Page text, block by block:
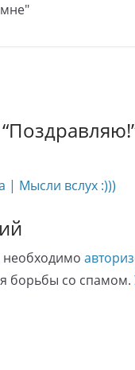
Поздравляю!
| Мысли вслух :)))
необходимо
борьбы со спамом.